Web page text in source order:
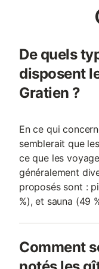
familles avec enfants,
P550cm max).
un espace de vie :
De quels
disposent
Gratien ?
En ce qui
semblerait que
ce que les
généralement
proposés sont :
%), et sauna (49
Comment